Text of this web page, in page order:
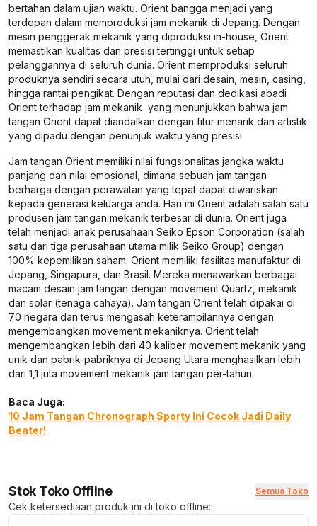
bertahan dalam ujian waktu. Orient bangga menjadi yang
terdepan dalam memproduksi jam mekanik di Jepang. Dengan
mesin penggerak mekanik yang diproduksi in-house, Orient
memastikan kualitas dan presisi tertinggi untuk setiap
pelanggannya di seluruh dunia. Orient memproduksi seluruh
produknya sendiri secara utuh, mulai dari desain, mesin, casing,
hingga rantai pengikat. Dengan reputasi dan dedikasi abadi
Orient terhadap jam mekanik yang menunjukkan bahwa jam
tangan Orient dapat diandalkan dengan fitur menarik dan artistik
yang dipadu dengan penunjuk waktu yang presisi.
Jam tangan Orient memiliki nilai fungsionalitas jangka waktu
panjang dan nilai emosional, dimana sebuah jam tangan
berharga dengan perawatan yang tepat dapat diwariskan
kepada generasi keluarga anda. Hari ini Orient adalah salah satu
produsen jam tangan mekanik terbesar di dunia. Orient juga
telah menjadi anak perusahaan Seiko Epson Corporation (salah
satu dari tiga perusahaan utama milik Seiko Group) dengan
100% kepemilikan saham. Orient memiliki fasilitas manufaktur di
Jepang, Singapura, dan Brasil. Mereka menawarkan berbagai
macam desain jam tangan dengan movement Quartz, mekanik
dan solar (tenaga cahaya). Jam tangan Orient telah dipakai di
70 negara dan terus mengasah keterampilannya dengan
mengembangkan movement mekaniknya. Orient telah
mengembangkan lebih dari 40 kaliber movement mekanik yang
unik dan pabrik-pabriknya di Jepang Utara menghasilkan lebih
dari 1,1 juta movement mekanik jam tangan per-tahun.
Baca Juga:
10 Jam Tangan Chronograph Sporty Ini Cocok Jadi Daily
Beater!
Stok Toko Offline Semua Toko
Cek ketersediaan produk ini di toko offline: